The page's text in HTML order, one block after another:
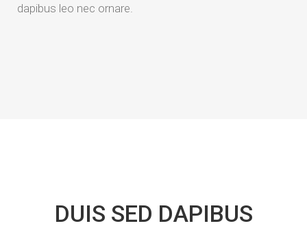
dapibus leo nec ornare.
DUIS SED DAPIBUS